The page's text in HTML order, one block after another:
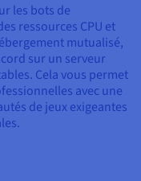
les bots de
ressources CPU et
mutualisé,
sur un serveur
Cela vous permet
avec une
de jeux exigeantes